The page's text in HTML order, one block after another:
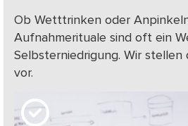
Ob Wetttrinken oder
Aufnahmerituale sind oft ein
Selbsterniedrigung. Wir stellen
vor.